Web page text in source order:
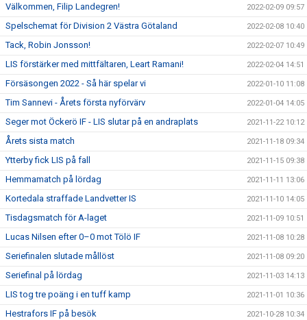
Välkommen, Filip Landegren! 2022-02-09 09:57
Spelschemat för Division 2 Västra Götaland 2022-02-08 10:40
Tack, Robin Jonsson! 2022-02-07 10:49
LIS förstärker med mittfältaren, Leart Ramani! 2022-02-04 14:51
Försäsongen 2022 - Så här spelar vi 2022-01-10 11:08
Tim Sannevi - Årets första nyförvärv 2022-01-04 14:05
Seger mot Öckerö IF - LIS slutar på en andraplats 2021-11-22 10:12
Årets sista match 2021-11-18 09:34
Ytterby fick LIS på fall 2021-11-15 09:38
Hemmamatch på lördag 2021-11-11 13:06
Kortedala straffade Landvetter IS 2021-11-10 14:05
Tisdagsmatch för A-laget 2021-11-09 10:51
Lucas Nilsen efter 0–0 mot Tölö IF 2021-11-08 10:28
Seriefinalen slutade mållöst 2021-11-08 09:20
Seriefinal på lördag 2021-11-03 14:13
LIS tog tre poäng i en tuff kamp 2021-11-01 10:36
Hestrafors IF på besök 2021-10-28 10:34